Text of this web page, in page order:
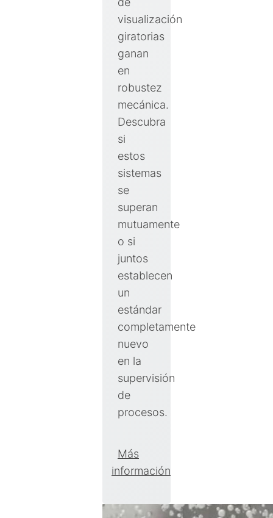
visualización
giratorias
ganan
en
robustez
mecánica.
Descubra
si
estos
sistemas
se
superan
mutuamente
o si
juntos
establecen
un
estándar
completamente
nuevo
en la
supervisión
de
procesos.
Más
información